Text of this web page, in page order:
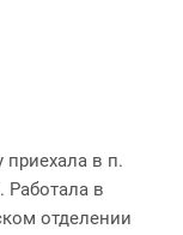
приехала в п.
Работала в
отделении